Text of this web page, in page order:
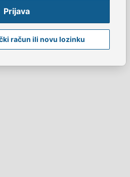
Prijava
račun ili novu lozinku